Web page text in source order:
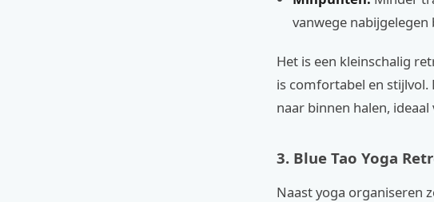
vanwege
Het is een kleinschalig
is comfortabel en
naar binnen halen,
3. Blue Tao Yoga
Naast yoga organiseren